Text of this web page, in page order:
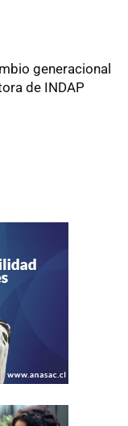
generacional
de INDAP